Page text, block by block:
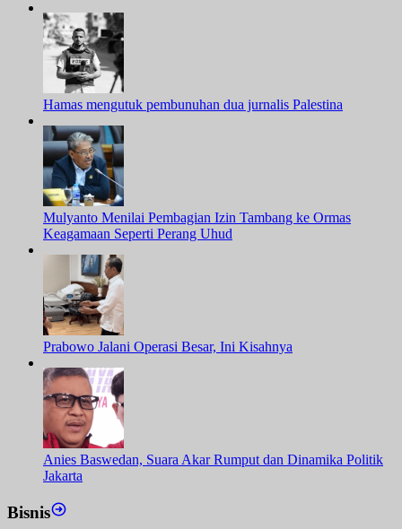
Hamas mengutuk pembunuhan dua jurnalis Palestina
Mulyanto Menilai Pembagian Izin Tambang ke Ormas
Keagamaan Seperti Perang Uhud
Prabowo Jalani Operasi Besar, Ini Kisahnya
Anies Baswedan, Suara Akar Rumput dan Dinamika Politik
Jakarta
Bisnis